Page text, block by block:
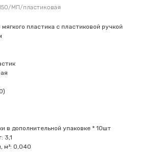
МП/пластиковая
пластика с пластиковой ручкой
в дополнительной упаковке * 10шт
3,1
м³: 0,040